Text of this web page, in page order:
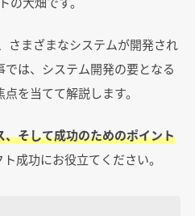
さまざまなシステムが開発され
は、システム開発の要となる
点を当てて解説します。
そして成功のためのポイント
成功にお役立てください。